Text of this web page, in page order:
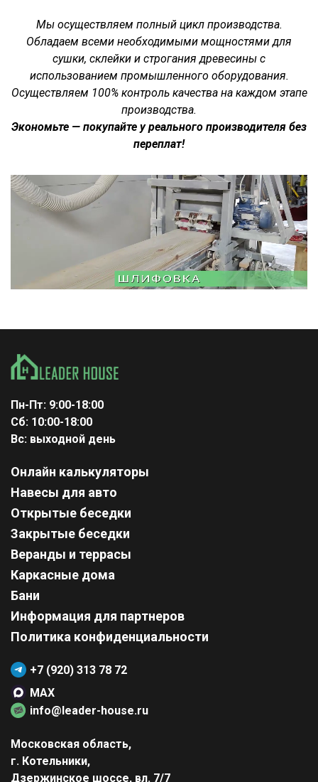
Мы осуществляем полный цикл производства.
Обладаем всеми необходимыми мощностями для
сушки, склейки и строгания древесины с
использованием промышленного оборудования.
Осуществляем 100% контроль качества на каждом этапе
производства.
Экономьте — покупайте у реального производителя без
переплат!
Пн-Пт: 9:00-18:00
Сб: 10:00-18:00
Вс: выходной день
Онлайн калькуляторы
Навесы для авто
Открытые беседки
Закрытые беседки
Веранды и террасы
Каркасные дома
Бани
Информация для партнеров
Политика конфиденциальности
+7 (920) 313 78 72
MAX
info@leader-house.ru
Московская область,
г. Котельники,
Дзержинское шоссе, вл. 7/7